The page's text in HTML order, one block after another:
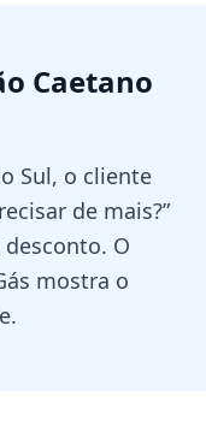
Caetano
Sul, o cliente
de mais?”
O
mostra o